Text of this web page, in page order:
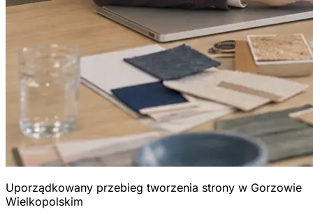
Uporządkowany przebieg tworzenia strony w Gorzowie
Wielkopolskim